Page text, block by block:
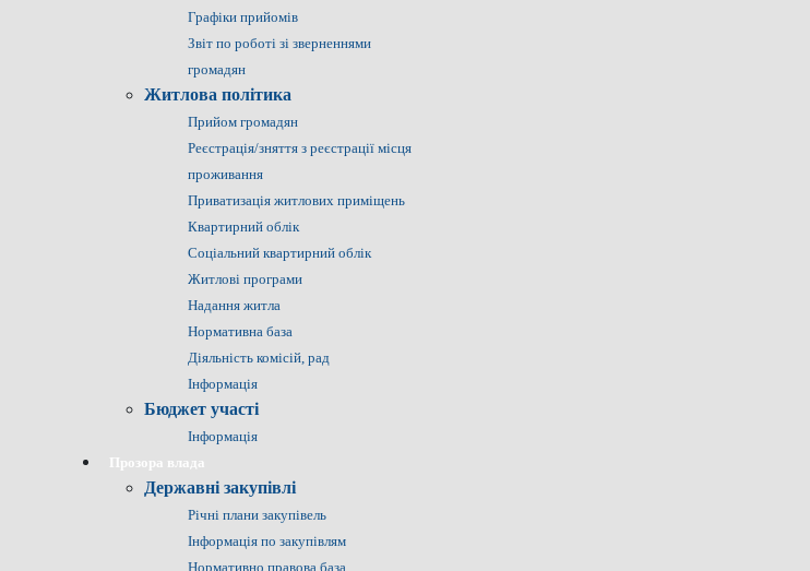
Графіки прийомів
Звіт по роботі зі зверненнями
громадян
Житлова політика
Прийом громадян
Реєстрація/зняття з реєстрації місця
проживання
Приватизація житлових приміщень
Квартирний облік
Соціальний квартирний облік
Житлові програми
Надання житла
Нормативна база
Діяльність комісій, рад
Інформація
Бюджет участі
Інформація
Прозора влада
Державні закупівлі
Річні плани закупівель
Інформація по закупівлям
Нормативно правова база